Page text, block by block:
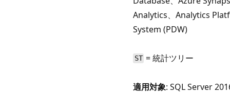
Analytics、Analytics
System (PDW)
ST = 統計ツリー
適用対象: SQL Server